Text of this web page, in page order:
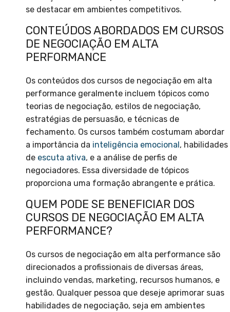
se destacar em ambientes competitivos.
CONTEÚDOS ABORDADOS EM CURSOS
DE NEGOCIAÇÃO EM ALTA
PERFORMANCE
Os conteúdos dos cursos de negociação em alta
performance geralmente incluem tópicos como
teorias de negociação, estilos de negociação,
estratégias de persuasão, e técnicas de
fechamento. Os cursos também costumam abordar
a importância da inteligência emocional, habilidades
de escuta ativa, e a análise de perfis de
negociadores. Essa diversidade de tópicos
proporciona uma formação abrangente e prática.
QUEM PODE SE BENEFICIAR DOS
CURSOS DE NEGOCIAÇÃO EM ALTA
PERFORMANCE?
Os cursos de negociação em alta performance são
direcionados a profissionais de diversas áreas,
incluindo vendas, marketing, recursos humanos, e
gestão. Qualquer pessoa que deseje aprimorar suas
habilidades de negociação, seja em ambientes